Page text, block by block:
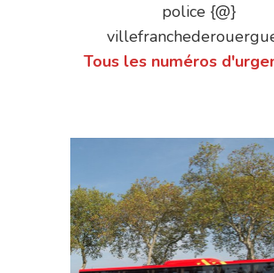
police {@}
Tous les numéros